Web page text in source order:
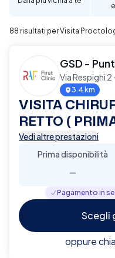
88 risultati per Visita
GSD -
Via Respighi
3.4 km
VISITA
RETTO (
Vedi altre prestazioni
Prima disponibilità
-
Pagamento in
Scegli
oppure